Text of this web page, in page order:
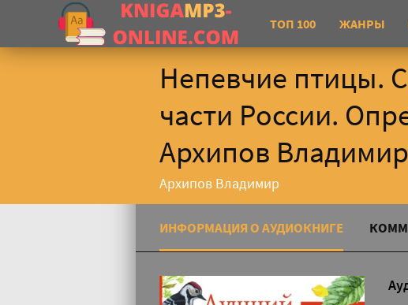
ТОП 100 ЖАНРЫ
Непевчие птицы.
части России.
Архипов Владимир
Архипов Владимир
ИНФОРМАЦИЯ О АУДИОКНИГЕ